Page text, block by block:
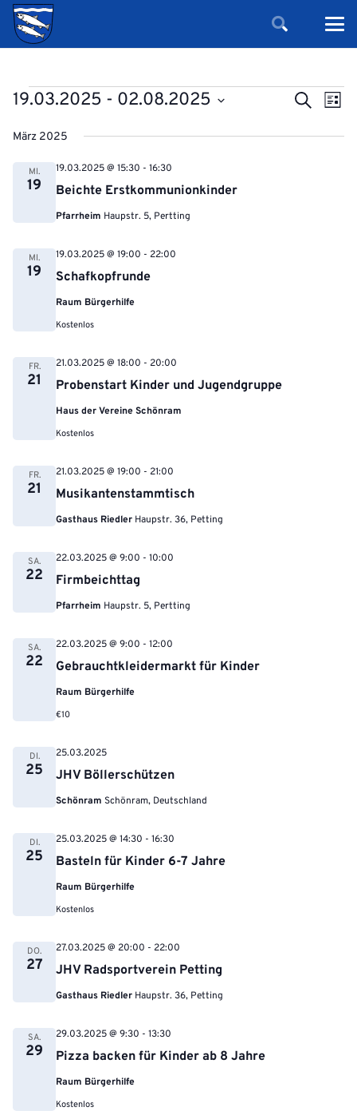
Veranstaltungen
und
SucheListe
19.03.2025 - 02.08.2025
März 2025
MI.
19 Beichte Erstkommunionkinder
19.03.2025 @ 15:30 - 16:30
Pfarrheim Haupstr. 5, Pertting
MI.
19 Schafkopfrunde
19.03.2025 @ 19:00 - 22:00
Raum Bürgerhilfe
Kostenlos
FR.
21 Probenstart Kinder und Jugendgruppe
21.03.2025 @ 18:00 - 20:00
Haus der Vereine Schönram
Kostenlos
FR.
21 Musikantenstammtisch
21.03.2025 @ 19:00 - 21:00
Gasthaus Riedler Haupstr. 36, Petting
SA.
22 Firmbeichttag
22.03.2025 @ 9:00 - 10:00
Pfarrheim Haupstr. 5, Pertting
SA.
22 Gebrauchtkleidermarkt für Kinder
22.03.2025 @ 9:00 - 12:00
Raum Bürgerhilfe
€10
DI.
25 JHV Böllerschützen
25.03.2025
Schönram Schönram, Deutschland
DI.
25 Basteln für Kinder 6-7 Jahre
25.03.2025 @ 14:30 - 16:30
Raum Bürgerhilfe
Kostenlos
DO.
27 JHV Radsportverein Petting
27.03.2025 @ 20:00 - 22:00
Gasthaus Riedler Haupstr. 36, Petting
SA.
29 Pizza backen für Kinder ab 8 Jahre
29.03.2025 @ 9:30 - 13:30
Raum Bürgerhilfe
Kostenlos